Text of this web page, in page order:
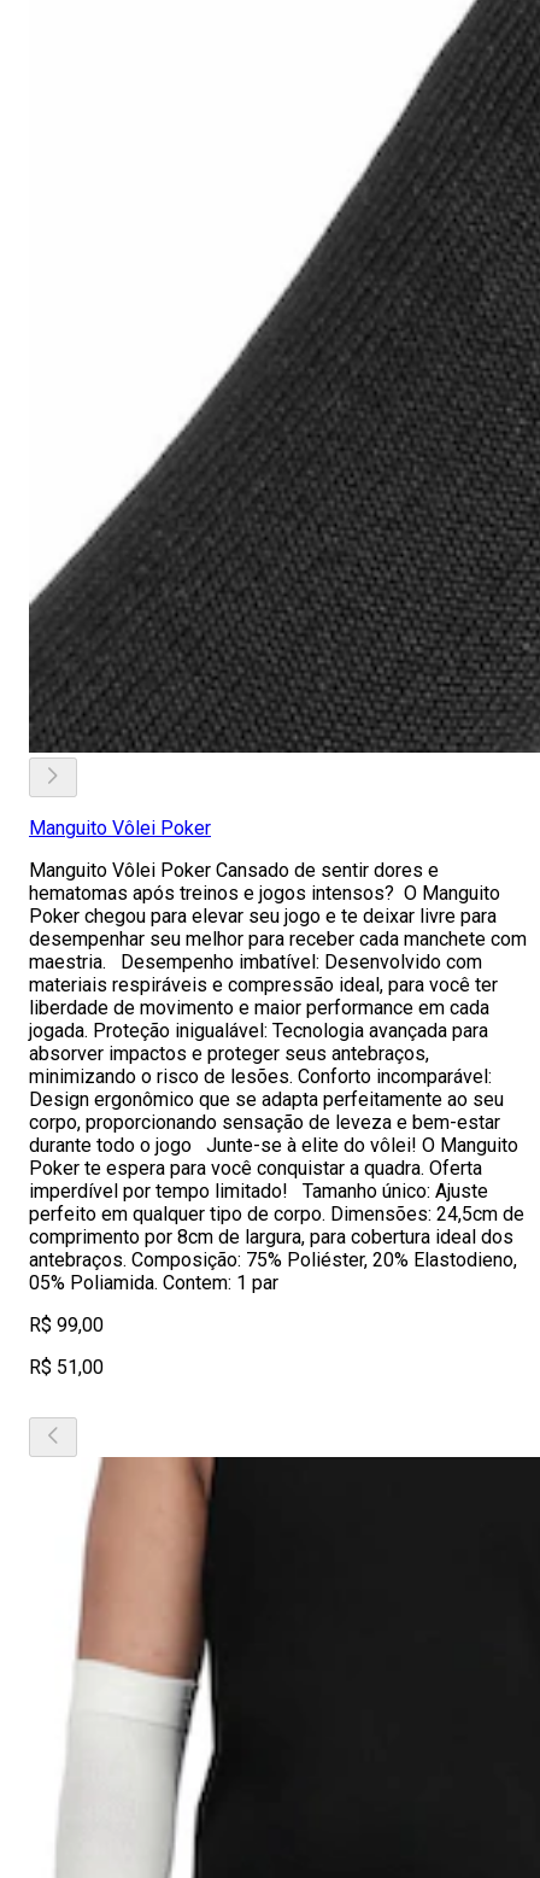
Manguito Vôlei Poker
Manguito Vôlei Poker Cansado de sentir dores e
hematomas após treinos e jogos intensos? O Manguito
Poker chegou para elevar seu jogo e te deixar livre para
desempenhar seu melhor para receber cada manchete com
maestria. Desempenho imbatível: Desenvolvido com
materiais respiráveis e compressão ideal, para você ter
liberdade de movimento e maior performance em cada
jogada. Proteção inigualável: Tecnologia avançada para
absorver impactos e proteger seus antebraços,
minimizando o risco de lesões. Conforto incomparável:
Design ergonômico que se adapta perfeitamente ao seu
corpo, proporcionando sensação de leveza e bem-estar
durante todo o jogo Junte-se à elite do vôlei! O Manguito
Poker te espera para você conquistar a quadra. Oferta
imperdível por tempo limitado! Tamanho único: Ajuste
perfeito em qualquer tipo de corpo. Dimensões: 24,5cm de
comprimento por 8cm de largura, para cobertura ideal dos
antebraços. Composição: 75% Poliéster, 20% Elastodieno,
05% Poliamida. Contem: 1 par
R$ 99,00
R$ 51,00